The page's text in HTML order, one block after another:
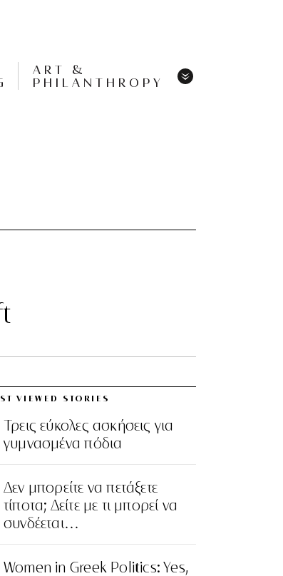
ART &
PHILANTHROPY
VIEWED STORIES
Τρεις εύκολες ασκήσεις για
γυμνασμένα πόδια
Δεν μπορείτε να πετάξετε
τίποτα; Δείτε με τι μπορεί να
συνδέεται…
Women in Greek Politics: Yes,